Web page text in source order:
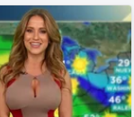
права защищены.